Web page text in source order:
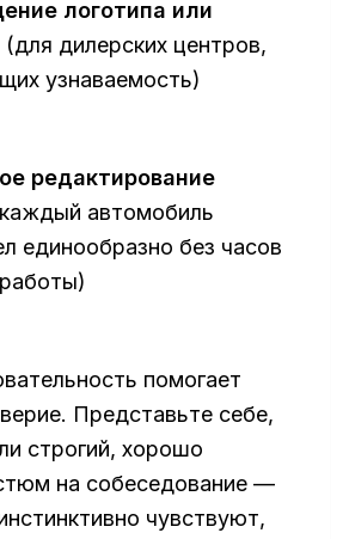
логотипа или
(для дилерских центров,
узнаваемость)
редактирование
автомобиль
единообразно без часов
помогает
Представьте себе,
строгий, хорошо
на собеседование —
чувствуют,